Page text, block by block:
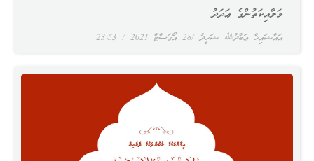
އައްޝައިޚް ޢަބްދުﷲ ޝަހީދު 28 އޯގަސްޓް 2021
މަލާއިކަތުންގެ ޢަދަދު